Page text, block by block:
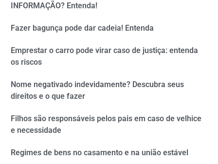
INFORMAÇÃO? Entenda!
Fazer bagunça pode dar cadeia! Entenda
Emprestar o carro pode virar caso de justiça: entenda
os riscos
Nome negativado indevidamente? Descubra seus
direitos e o que fazer
Filhos são responsáveis pelos pais em caso de velhice
e necessidade
Regimes de bens no casamento e na união estável